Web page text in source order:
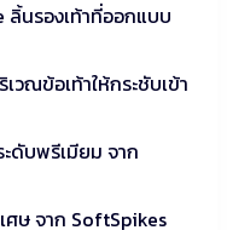
ลิ้นรองเท้าที่ออกแบบ
วณข้อเท้าให้กระชับเข้า
ดับพรีเมียม จาก
ศษ จาก SoftSpikes